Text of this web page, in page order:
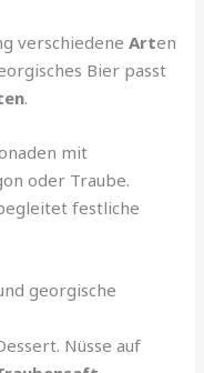
verschiedeneArten
Bier passt
.
mit
oder Traube.
festliche
georgische
Nüsse auf